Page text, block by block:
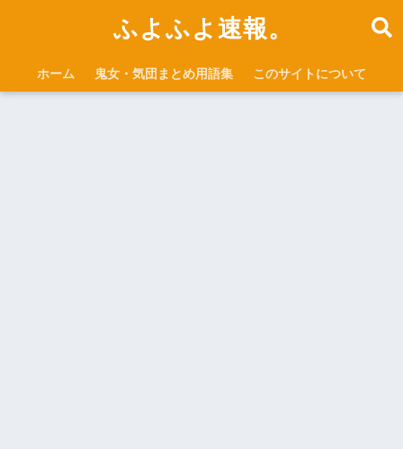
ふよふよ速報。
ホーム 鬼女・気団まとめ用語集 このサイトについて